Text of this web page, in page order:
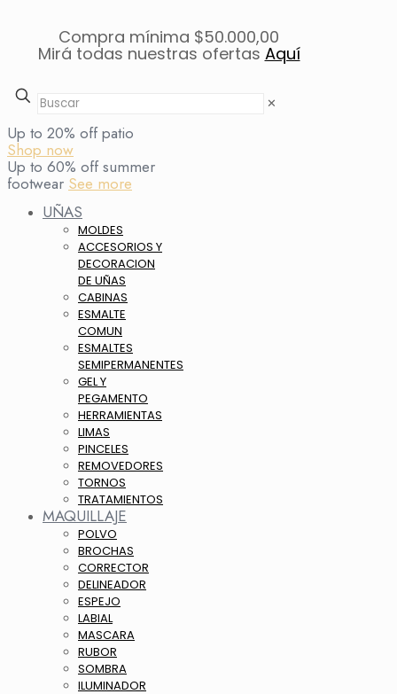
Compra mínima $50.000,00
Mirá todas nuestras ofertas Aquí
✕
Up to 20% off patio
Shop now
Up to 60% off summer
footwear See more
UÑAS
MOLDES
ACCESORIOS Y
DECORACION
DE UÑAS
CABINAS
ESMALTE
COMUN
ESMALTES
SEMIPERMANENTES
GEL Y
PEGAMENTO
HERRAMIENTAS
LIMAS
PINCELES
REMOVEDORES
TORNOS
TRATAMIENTOS
MAQUILLAJE
POLVO
BROCHAS
CORRECTOR
DELINEADOR
ESPEJO
LABIAL
MASCARA
RUBOR
SOMBRA
ILUMINADOR